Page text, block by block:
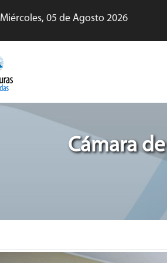
Miércoles, 05 de Agosto 2026
Cámara